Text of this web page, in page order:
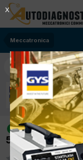
Meccatronica
risolto
[mini
55Kw Diesel]
X